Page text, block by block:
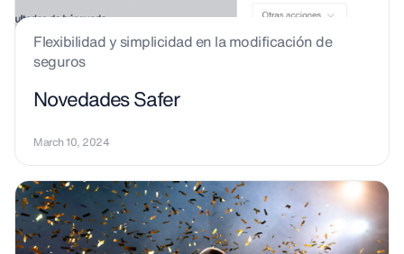
Flexibilidad y simplicidad en la modificación de
seguros
Novedades Safer
March 10, 2024